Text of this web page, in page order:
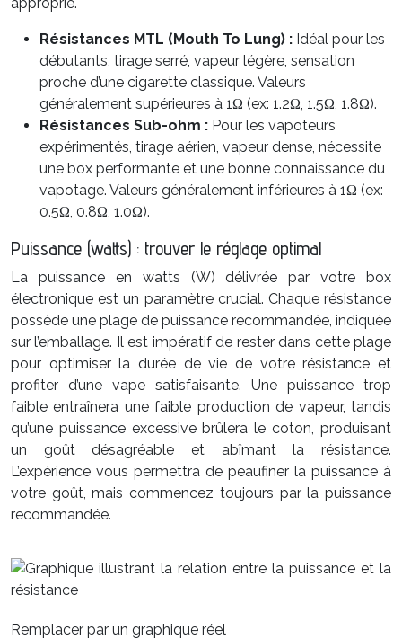
Résistances MTL (Mouth To Lung) : Idéal pour les
débutants, tirage serré, vapeur légère, sensation
proche d’une cigarette classique. Valeurs
généralement supérieures à 1Ω (ex: 1.2Ω, 1.5Ω, 1.8Ω).
Résistances Sub-ohm : Pour les vapoteurs
expérimentés, tirage aérien, vapeur dense, nécessite
une box performante et une bonne connaissance du
vapotage. Valeurs généralement inférieures à 1Ω (ex:
0.5Ω, 0.8Ω, 1.0Ω).
Puissance (watts) : trouver le réglage optimal
La puissance en watts (W) délivrée par votre box
électronique est un paramètre crucial. Chaque résistance
possède une plage de puissance recommandée, indiquée
sur l’emballage. Il est impératif de rester dans cette plage
pour optimiser la durée de vie de votre résistance et
profiter d’une vape satisfaisante. Une puissance trop
faible entraînera une faible production de vapeur, tandis
qu’une puissance excessive brûlera le coton, produisant
un goût désagréable et abîmant la résistance.
L’expérience vous permettra de peaufiner la puissance à
votre goût, mais commencez toujours par la puissance
recommandée.
Remplacer par un graphique réel